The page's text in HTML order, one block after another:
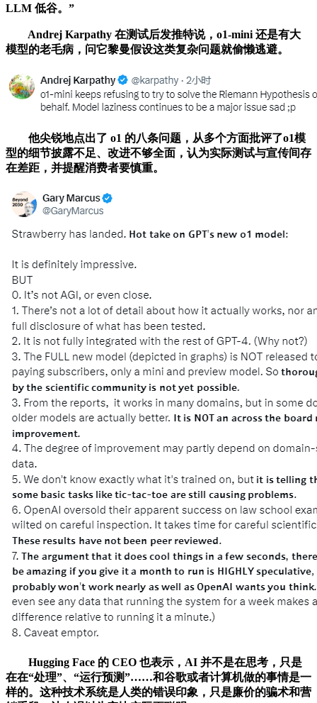
LLM 低谷。”
Andrej Karpathy 在测试后发推特说，o1-mini 还是有大
模型的老毛病，问它黎曼假设这类复杂问题就偷懒逃避。
他尖锐地点出了 o1 的八条问题，从多个方面批评了o1模
型的细节披露不足、改进不够全面，认为实际测试与宣传间存
在差距，并提醒消费者要慎重。
Hugging Face 的 CEO 也表示，AI 并不是在思考，只是
在在“处理”、“运行预测”……和谷歌或者计算机做的事情是一
样的。这种技术系统是人类的错误印象，只是廉价的骗术和营